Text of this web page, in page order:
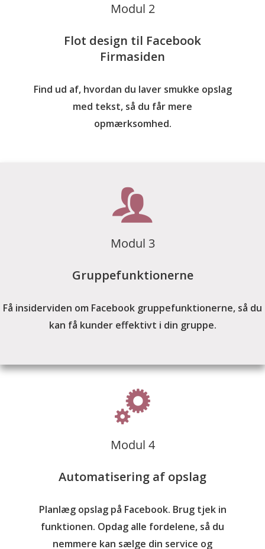
Modul 2
Flot design til Facebook
Firmasiden
Find ud af, hvordan du laver smukke opslag
med tekst, så du får mere
opmærksomhed.
Modul 3
Gruppefunktionerne
Få insiderviden om Facebook gruppefunktionerne, så du
kan få kunder effektivt i din gruppe.
Modul 4
Automatisering af opslag
Planlæg opslag på Facebook. Brug tjek in
funktionen. Opdag alle fordelene, så du
nemmere kan sælge din service og